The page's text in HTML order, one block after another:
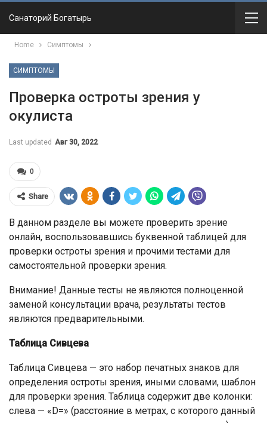
Санаторий Богатырь
Home Симптомы
СИМПТОМЫ
Проверка остроты зрения у
окулиста
Last updated Авг 30, 2022
0
Share
В данном разделе вы можете проверить зрение
онлайн, воспользовавшись буквенной таблицей для
проверки остроты зрения и прочими тестами для
самостоятельной проверки зрения.
Внимание! Данные тесты не являются полноценной
заменой консультации врача, результаты тестов
являются предварительными.
Таблица Сивцева
Таблица Сивцева — это набор печатных знаков для
определения остроты зрения, иными словами, шаблон
для проверки зрения. Таблица содержит две колонки:
слева — «D=» (расстояние в метрах, с которого данный